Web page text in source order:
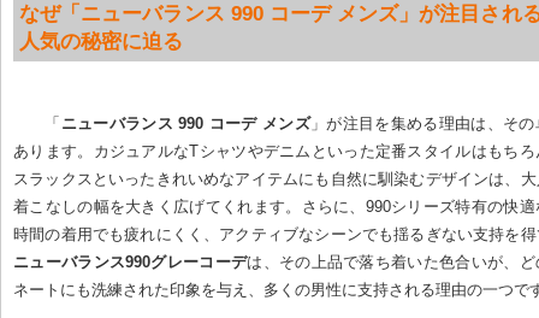
なぜ「ニューバランス 990 コーデ メンズ」が注目され
人気の秘密に迫る
「 ニューバランス 990 コーデ メンズ」が注目を集める理由は、そ
あります。カジュアルなTシャツやデニムといった定番スタイルはもち
スラックスといったきれいめなアイテムにも自然に馴染むデザインは、
着こなしの幅を大きく広げてくれます。さらに、990シリーズ特有の快
時間の着用でも疲れにくく、アクティブなシーンでも揺るぎない支持を
ニューバランス990グレーコーデは、その上品で落ち着いた色合いが、
ネートにも洗練された印象を与え、多くの男性に支持される理由の一つで